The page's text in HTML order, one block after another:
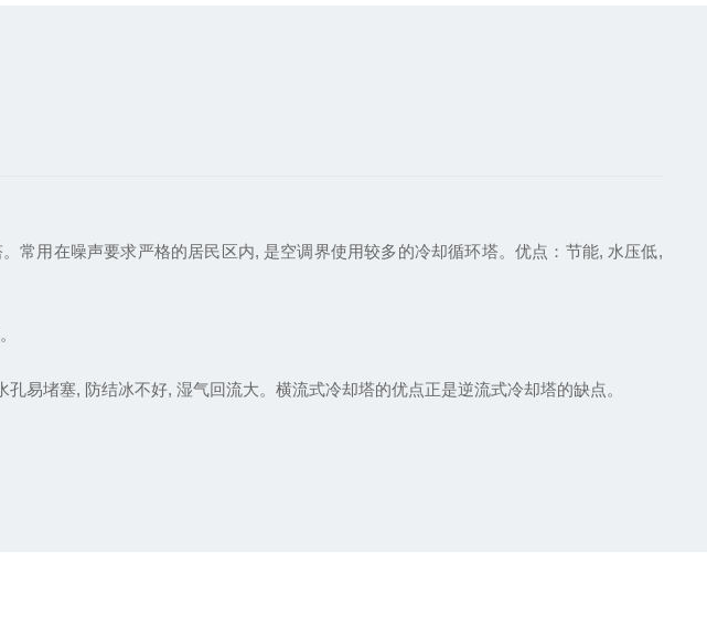
用在噪声要求严格的居民区内, 是空调界使用较多的冷却循环塔。优点：节能, 水压低,
堵塞, 防结冰不好, 湿气回流大。横流式冷却塔的优点正是逆流式冷却塔的缺点。